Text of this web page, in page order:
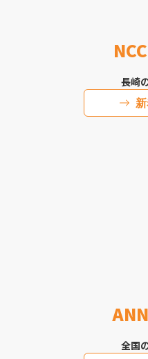
長崎
全国